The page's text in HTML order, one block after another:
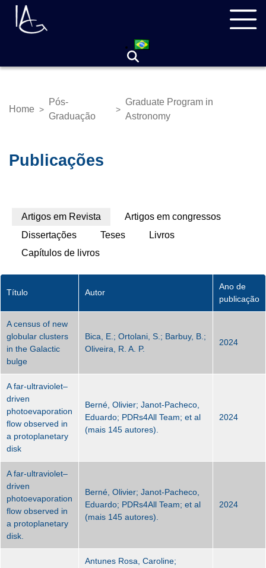
Skip
Breadcrumb
Home >
Pós-
Graduação
>
Graduate Program in
Astronomy
Publicações
Primary
Artigos em Revista (active
tab)
Artigos em congressos
Dissertações
Teses
Livros
Capítulos de livros
Título Autor
Ano de
publicação
A census of new
globular clusters
in the Galactic
bulge
Bica, E.; Ortolani, S.; Barbuy, B.;
Oliveira, R. A. P.
2024
A far-ultraviolet–
driven
photoevaporation
flow observed in
a protoplanetary
disk
Berné, Olivier; Janot-Pacheco,
Eduardo; PDRs4All Team; et al
(mais 145 autores).
2024
A far-ultraviolet–
driven
photoevaporation
flow observed in
a protoplanetary
disk.
Berné, Olivier; Janot-Pacheco,
Eduardo; PDRs4All Team; et al
(mais 145 autores).
2024
Antunes Rosa, Caroline;